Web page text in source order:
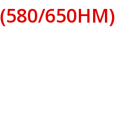
(580/650НМ)